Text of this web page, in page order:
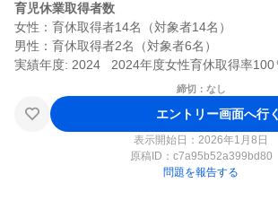
育児休業取得者数
女性：育休取得者14名（対象者14名）
男性：育休取得者2名（対象者6名）
締切：なし
エントリー画面へ行く
表示開始日：2026年1月8日
原稿ID： c7a95b52a399bd80
問題を報告する